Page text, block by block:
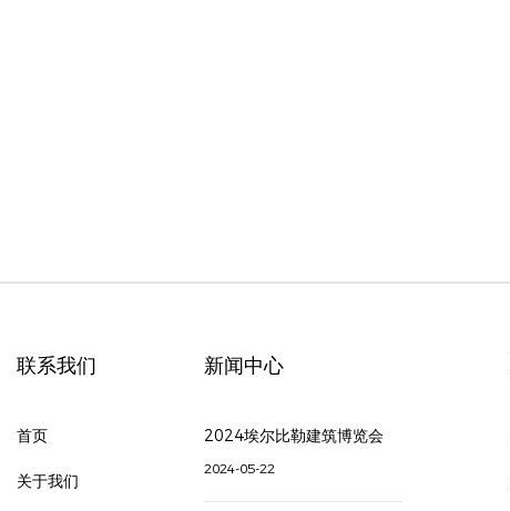
联系我们
首页
关于我们
新闻中心
2024埃尔比勒建筑博览会
2024-05-22